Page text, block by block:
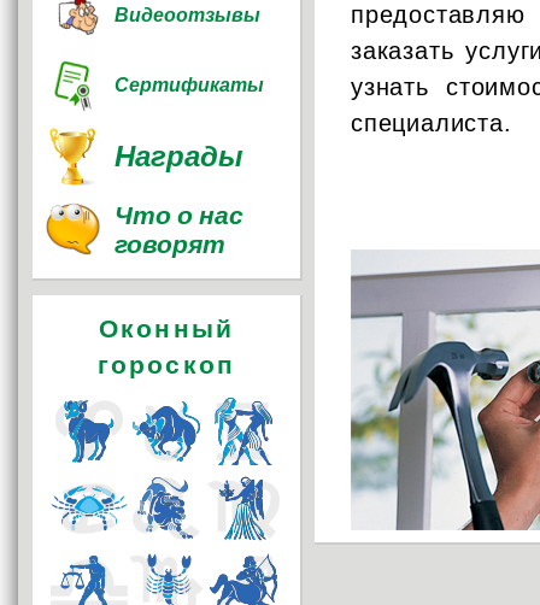
заказать
узнать
специалиста.
Видеоотзывы
Сертификаты
Награды
Что о нас
говорят
Оконный
гороскоп